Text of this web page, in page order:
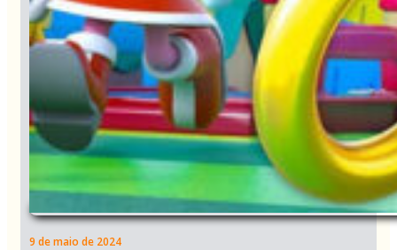
9 de maio de 2024